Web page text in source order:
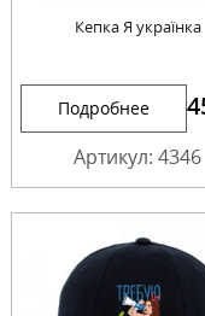
Кепка Я українка
Подробнее
Артикул: 4346